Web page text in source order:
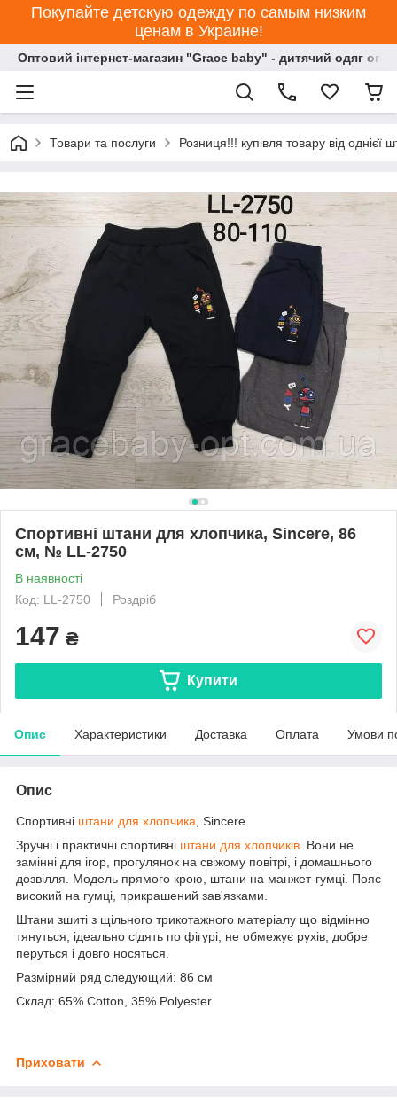
Покупайте детскую одежду по самым низким
ценам в Украине!
Оптовий інтернет-магазин "Grace baby" - дитячий одяг
Товари та послуги Розниця!!! купівля товару від однієї
Спортивні штани для хлопчика, Sincere, 86
см, № LL-2750
В наявності
Код: LL-2750
Роздріб
147 ₴
Купити
Опис Характеристики Доставка Оплата Умови
Опис
Спортивні штани для хлопчика , Sincere
Зручні і практичні спортивні штани для хлопчиків . Вони не
замінні для ігор, прогулянок на свіжому повітрі, і домашнього
дозвілля. Модель прямого крою, штани на манжет-гумці. Пояс
високий на гумці, прикрашений зав'язками.
Штани зшиті з щільного трикотажного матеріалу що відмінно
тянуться, ідеально сідять по фігурі, не обмежує рухів, добре
перуться і довго носяться.
Размірний ряд следующий: 86 см
Склад: 65% Cotton, 35% Polyester
Приховати